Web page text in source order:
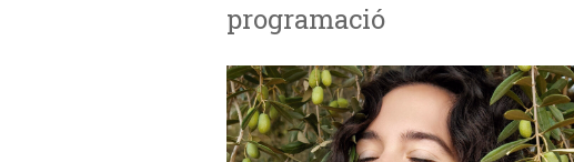
programació